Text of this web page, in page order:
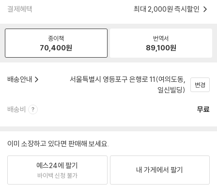
결제혜택 최대 2,000원 즉시할인
종이책
70,400원
번역서
89,100원
배송안내
서울특별시 영등포구 은행로 11(여의도동,
일신빌딩)
변경
배송비 무료
이미 소장하고 있다면 판매해 보세요.
예스24에 팔기
바이백 신청 불가
내 가게에서 팔기